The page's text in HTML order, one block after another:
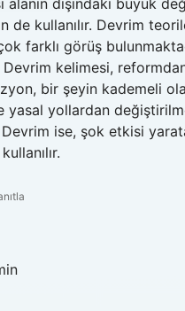
alanın dışındaki büyük
de kullanılır. Devrim
farklı görüş
kelimesi, reformdan
bir şeyin kademeli
yasal yollardan
Devrim ise, şok etkisi